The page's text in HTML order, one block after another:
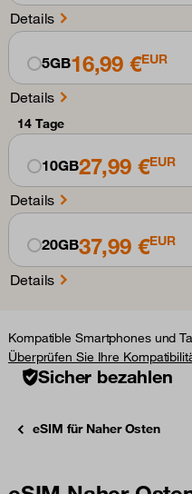
Details
5GB16,99 €EUR
Details
14 Tage
10GB27,99 €EUR
Details
20GB37,99 €EUR
Details
Kompatible Smartphones und
Überprüfen Sie Ihre
Sicher bezahlen
eSIM für Naher Osten